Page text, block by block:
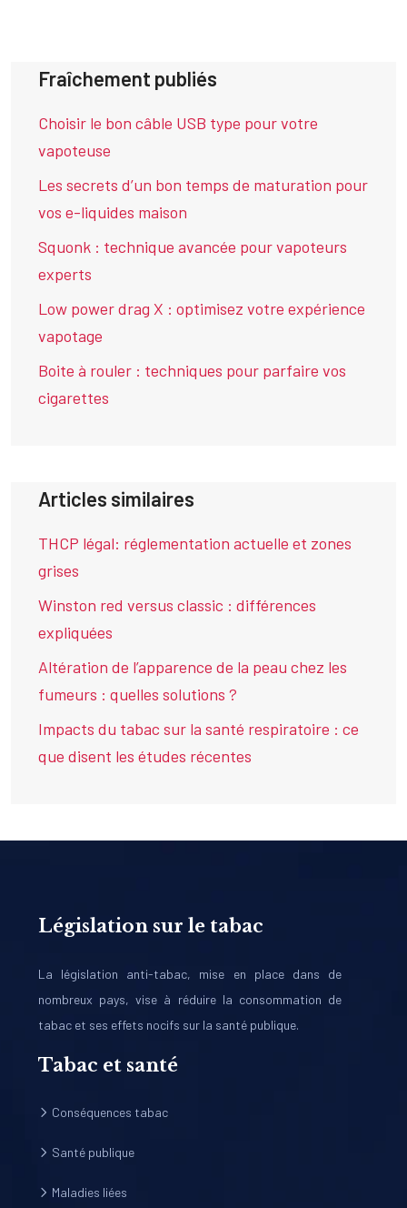
Fraîchement publiés
Choisir le bon câble USB type pour votre
vapoteuse
Les secrets d’un bon temps de maturation pour
vos e-liquides maison
Squonk : technique avancée pour vapoteurs
experts
Low power drag X : optimisez votre expérience
vapotage
Boite à rouler : techniques pour parfaire vos
cigarettes
Articles similaires
THCP légal: réglementation actuelle et zones
grises
Winston red versus classic : différences
expliquées
Altération de l’apparence de la peau chez les
fumeurs : quelles solutions ?
Impacts du tabac sur la santé respiratoire : ce
que disent les études récentes
Législation sur le tabac
La législation anti-tabac, mise en place dans de
nombreux pays, vise à réduire la consommation de
tabac et ses effets nocifs sur la santé publique.
Tabac et santé
Conséquences tabac
Santé publique
Maladies liées